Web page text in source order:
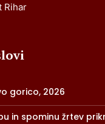
Rihar
gorico, 2026
in spominu žrtev